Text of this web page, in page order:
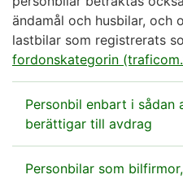
ändamål och husbilar, och
lastbilar som registrerats
fordonskategorin
Personbil enbart i sådan
berättigar till avdrag
Företaget kan dra av den
Personbilar som